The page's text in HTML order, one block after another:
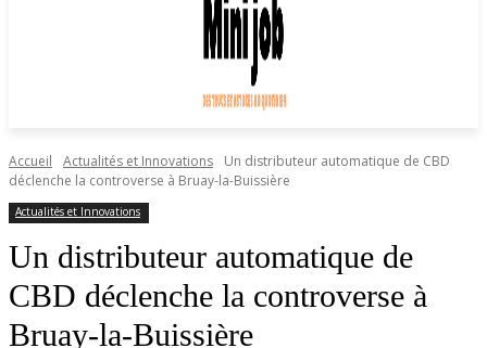
Accueil Actualités et Innovations
Un distributeur automatique de CBD
déclenche la controverse à Bruay-la-Buissière
Actualités et Innovations
Un distributeur automatique de
CBD déclenche la controverse à
Bruay-la-Buissière